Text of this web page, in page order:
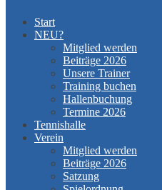
Start
NEU?
Mitglied werden
Beiträge 2026
Unsere Trainer
Training buchen
Hallenbuchung
Termine 2026
Tennishalle
Verein
Mitglied werden
Beiträge 2026
Satzung